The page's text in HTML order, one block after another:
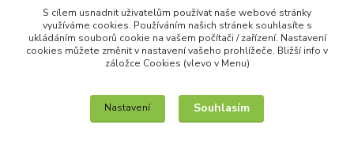
S 3D EFEKTEM
VÁNOČNÍ
IT služby na míru / unilogo.cz
S cílem usnadnit uživatelům používat naše webové stránky
využíváme cookies. Používáním našich stránek souhlasíte s
ukládáním souborů cookie na vašem počítači / zařízení. Nastavení
cookies můžete změnit v nastavení vašeho prohlížeče. Bližší info v
záložce Cookies (vlevo v Menu)
Nastavení Souhlasím